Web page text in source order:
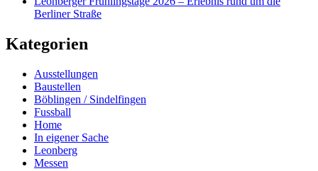
Berliner Straße
Kategorien
Ausstellungen
Baustellen
Böblingen / Sindelfingen
Fussball
Home
In eigener Sache
Leonberg
Messen